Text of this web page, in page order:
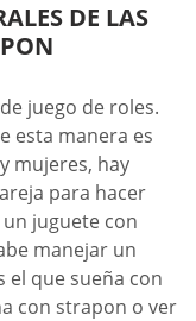
DE LAS
juego de roles.
esta manera es
mujeres, hay
para hacer
juguete con
manejar un
el que sueña con
con strapon o ver